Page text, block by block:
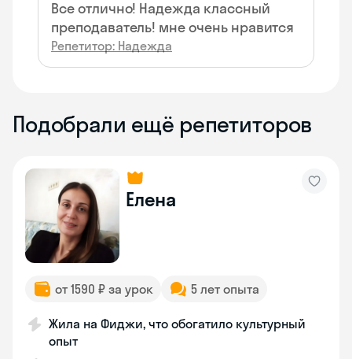
Все отлично! Надежда классный
преподаватель! мне очень нравится
Репетитор: Надежда
Подобрали ещё репетиторов
Елена
от 1590 ₽ за урок 5 лет опыта
Жила на Фиджи, что обогатило культурный
опыт